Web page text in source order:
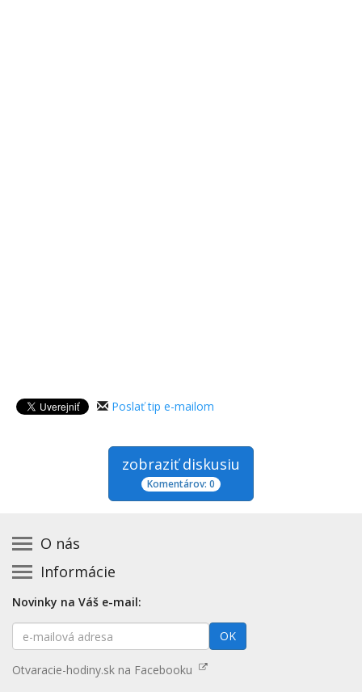
Poslať tip e-mailom
zobraziť diskusiu
Komentárov: 0
O nás
Kontakt na prevádzkovateľa
Zásady používania cookies
Prehlásenie o prístupnosti
Mapa stránok
Informácie
Základná registrácia otváracích hodín zadarmo
Platené služby
Nenašli ste otváracie hodiny? Pošlite nám tip
Aktualizácia otváracích hodín
Novinky na Váš e-mail:
E-
mailová
OK
Otvaracie-hodiny.sk na Facebooku